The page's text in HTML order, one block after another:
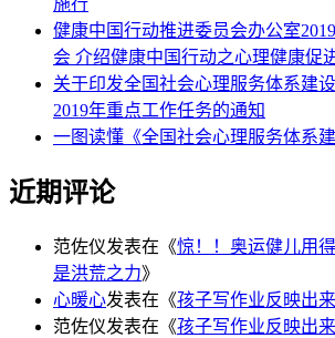
施行
健康中国行动推进委员会办公室
会 介绍健康中国行动之心理健康促
关于印发全国社会心理服务体系建
2019年重点工作任务的通知
一图读懂《全国社会心理服务体系
近期评论
范佐仪发表在《惊！！奥运健儿用
是洪荒之力》
心暖心发表在《孩子写作业反映出
范佐仪发表在《孩子写作业反映出